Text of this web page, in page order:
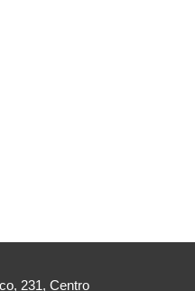
231, Centro